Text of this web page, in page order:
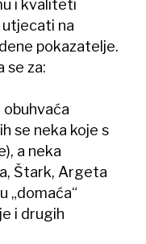
i kvaliteti
utjecati na
pokazatelje.
se za:
se neka koje s
a neka
Štark, Argeta
„domaća“
i drugih